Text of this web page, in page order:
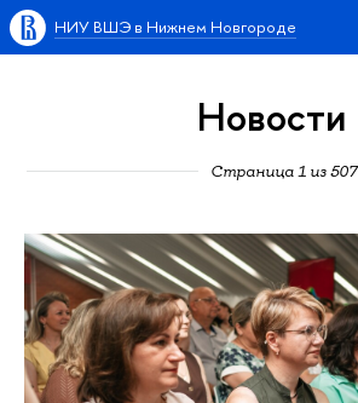
НИУ ВШЭ в Нижнем Новгороде
Новости
Страница 1 из 507